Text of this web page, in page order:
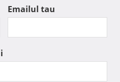
Emailul tau